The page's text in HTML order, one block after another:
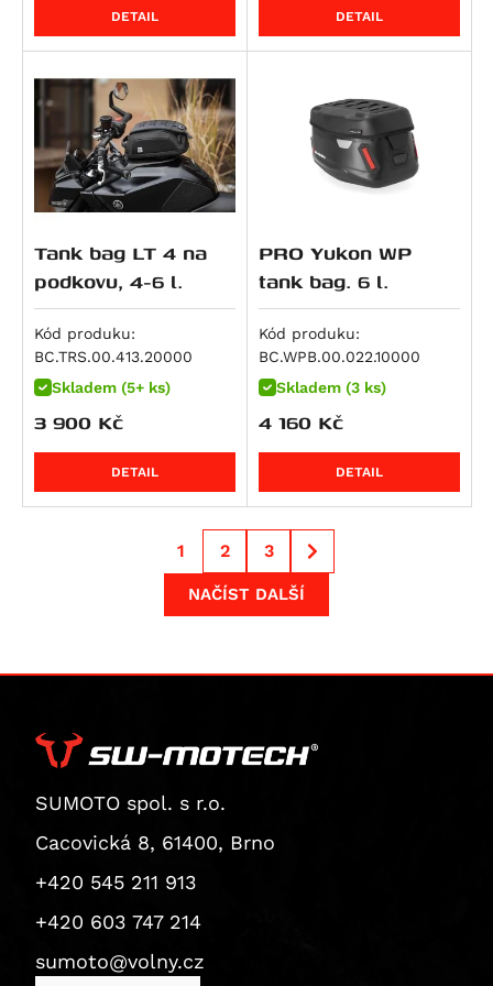
R 1300 GS Triple Black
R 1300 R
R 1300 RS
R 1300 RT
R 18
R 18 B
Streetfighter V4S SP
Streetfighter V4
Streetfighter V4S
Diavel V4
Multistrada V4
Multistrada V4 Rally
Multistrada V4 S
Multistrada V4 S Sport
Superbike 1098 R
Superbike 1198
Superbike 1198 R
Superbike 1199 Panigale / S
Superbike 1199 Panigale S
Monster 1200 / S
Multistrada 1200
Diavel 1260
Diavel 1260 S
Multistrada 1260 / S / S D|Air / Pikes Peak
Multistrada 1260 Pikes Peak
Multistrada 1260 S
Multistrada 1260 S D/Air
DETAIL DETAIL
Skladem (5+ ks)
Tank bag LT 4 na
podkovu, 4-6 l.
Kód produku:
BC.TRS.00.413.20000
3 900 Kč
DETAIL
Skladem (3 ks)
PRO Yukon WP
tank bag. 6 l.
Kód produku:
BC.WPB.00.022.10000
4 160 Kč
DETAIL
NAČÍST DALŠÍ
1 2 3
SUMOTO spol. s r.o.
Cacovická 8, 61400, Brno
+420 545 211 913
+420 603 747 214
sumoto@volny.cz